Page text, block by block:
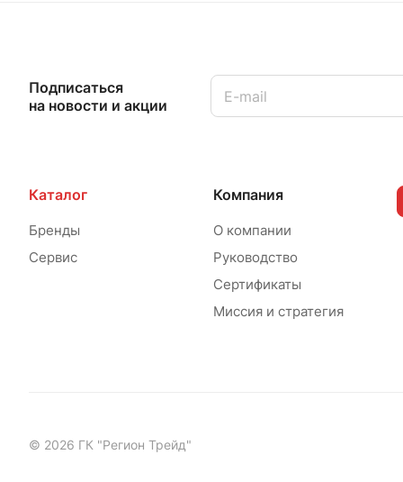
Подписаться
на новости и акции
Каталог
Бренды
Сервис
Компания
О компании
Руководство
Сертификаты
Миссия и стратегия
© 2026 ГК "Регион Трейд"